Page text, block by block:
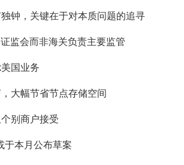
钟，关键在于对本质问题的追寻
监会而非海关负责主要监管
国业务
大幅节省节点存储空间
别商户接受
于本月公布草案